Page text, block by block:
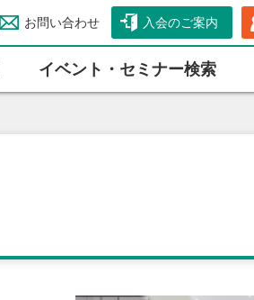
お問い合わせ 入会のご案内
イベント・セミナー検索